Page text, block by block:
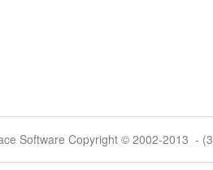
Software Copyright © 2002-2013 -